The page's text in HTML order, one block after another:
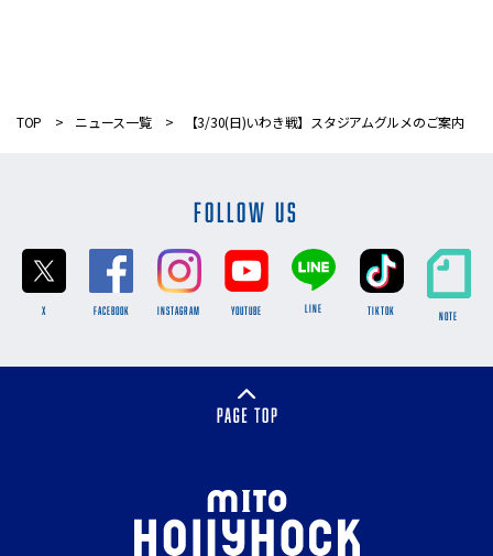
TOP ニュース一覧 【3/30(日)いわき戦】スタジアムグルメのご案内
FOLLOW US
X FACEBOOK INSTAGRAM YOUTUBE LINE TikTok NOTE